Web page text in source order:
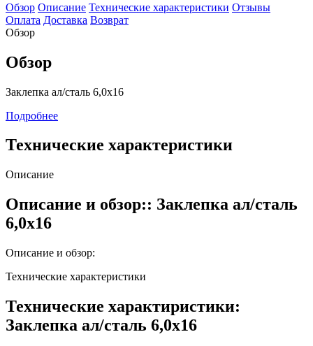
Обзор Описание Технические характеристики Отзывы
Оплата Доставка Возврат
Обзор
Обзор
Заклепка ал/сталь 6,0х16
Подробнее
Технические характеристики
Описание
Описание и обзор:: Заклепка ал/сталь
6,0х16
Описание и обзор:
Технические характеристики
Технические характиристики:
Заклепка ал/сталь 6,0х16